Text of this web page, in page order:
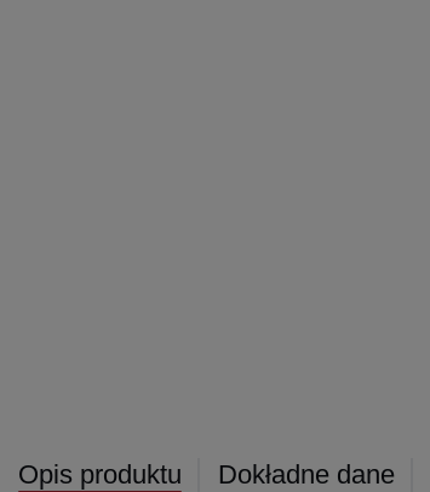
Opis produktu Dokładne dane